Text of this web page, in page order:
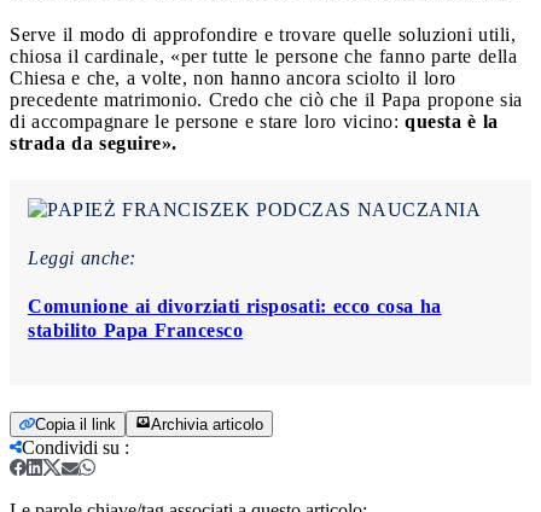
Serve il modo di approfondire e trovare quelle soluzioni utili,
chiosa il cardinale, «per tutte le persone che fanno parte della
Chiesa e che, a volte, non hanno ancora sciolto il loro
precedente matrimonio. Credo che ciò che il Papa propone sia
di accompagnare le persone e stare loro vicino: questa è la
strada da seguire».
Leggi anche:
Comunione ai divorziati risposati: ecco cosa ha
stabilito Papa Francesco
Copia il link Archivia articolo
Condividi su :